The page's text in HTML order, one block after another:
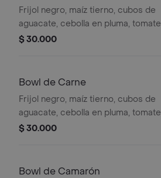
Frijol negro, maíz tierno, cubos de
aguacate, cebolla en pluma, tomate
cherry, cubos de pollo, salsa bbq y
$ 30.000
Bowl de Carne
Frijol negro, maíz tierno, cubos de
aguacate, cebolla en pluma, tomate
cherry, cubos de carne, salsa de
$ 30.000
Bowl de Camarón